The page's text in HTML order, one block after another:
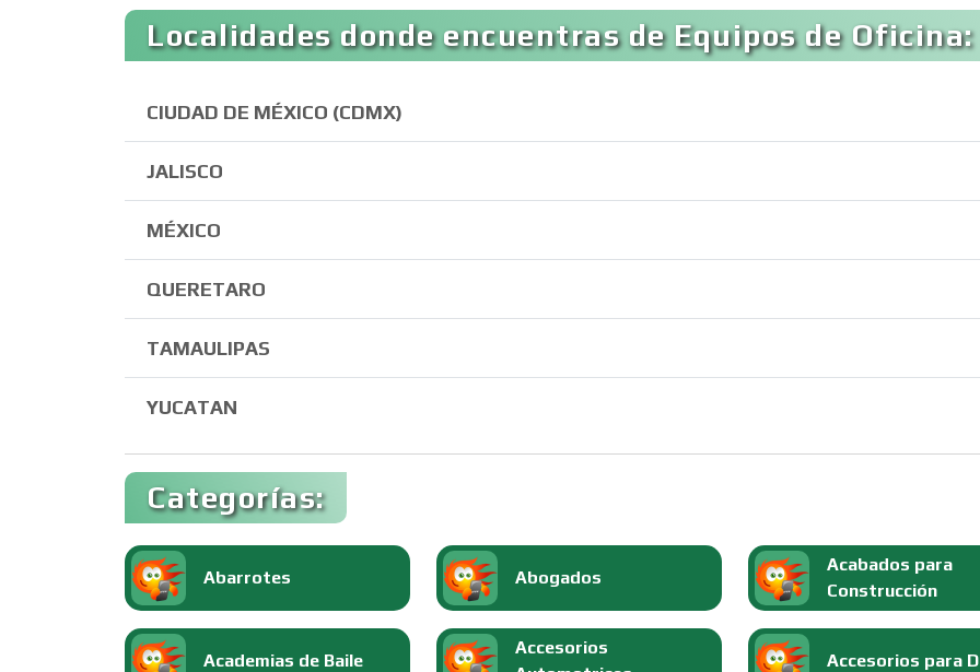
Localidades donde encuentras de Equipos de Oficina:
CIUDAD DE MÉXICO (CDMX)
JALISCO
MÉXICO
QUERETARO
TAMAULIPAS
YUCATAN
Categorías:
Abarrotes Abogados
Acabados para
Construcción
Academias de Baile
Accesorios
Accesorios para